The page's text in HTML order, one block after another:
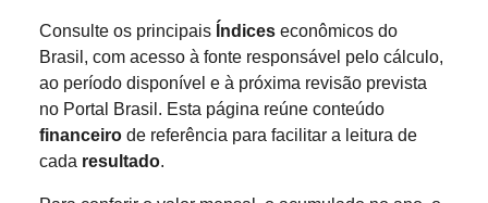
Consulte os principais Índices econômicos do
Brasil, com acesso à fonte responsável pelo cálculo,
ao período disponível e à próxima revisão prevista
no Portal Brasil. Esta página reúne conteúdo
financeiro de referência para facilitar a leitura de
cada resultado.